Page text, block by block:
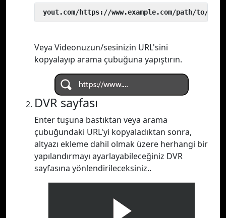
yout.com/https://www.example.com/path/to/
Veya Videonuzun/sesinizin URL'sini
kopyalayıp arama çubuğuna yapıştırın.
DVR sayfası
Enter tuşuna bastıktan veya arama
çubuğundaki URL'yi kopyaladıktan sonra,
altyazı ekleme dahil olmak üzere herhangi bir
yapılandırmayı ayarlayabileceğiniz DVR
sayfasına yönlendirileceksiniz..